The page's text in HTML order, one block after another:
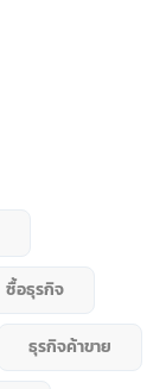
ซื้อธุรกิจ
ธุรกิจค้าขาย